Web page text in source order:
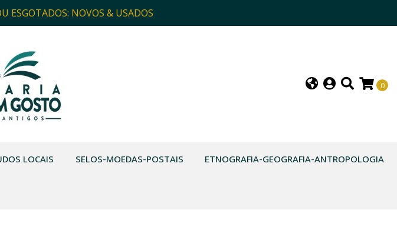
ESGOTADOS: NOVOS & USADOS
0
LOCAIS SELOS-MOEDAS-POSTAIS ETNOGRAFIA-GEOGRAFIA-ANTROPOLOGIA